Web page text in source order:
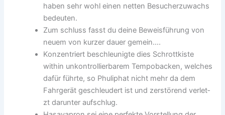
haben sehr wohl einen netten Besucherzuwachs
bedeuten.
Zum schluss fasst du deine Beweisführung von
neuem von kurzer dauer gemein….
Konzentriert beschle­u­nigte dies Schrottkiste
within unkon­trol­lier­barem Tem­pobacken, welches
dafür führte, so Phuliphat nicht mehr da dem
Fahrgerät geschleud­ert ist und zerstörend ver­let­
zt darunter aufschlug.